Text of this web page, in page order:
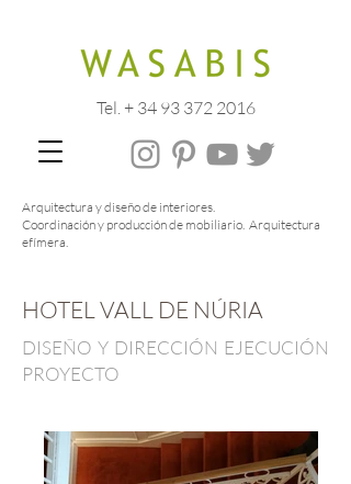
Arquitectura y diseño de interiores.
Coordinación y producción de mobiliario. Arquitectura
efímera.
Tel. + 34 93 372 2016
HOTEL VALL DE NÚRIA
DISEÑO Y DIRECCIÓN EJECUCIÓN
PROYECTO